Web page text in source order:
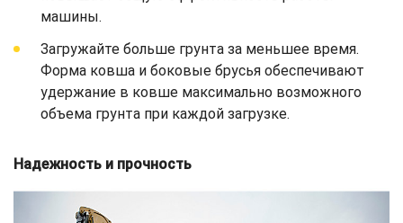
машины.
Загружайте больше грунта за меньшее время.
Форма ковша и боковые брусья обеспечивают
удержание в ковше максимально возможного
объема грунта при каждой загрузке.
Надежность и прочность